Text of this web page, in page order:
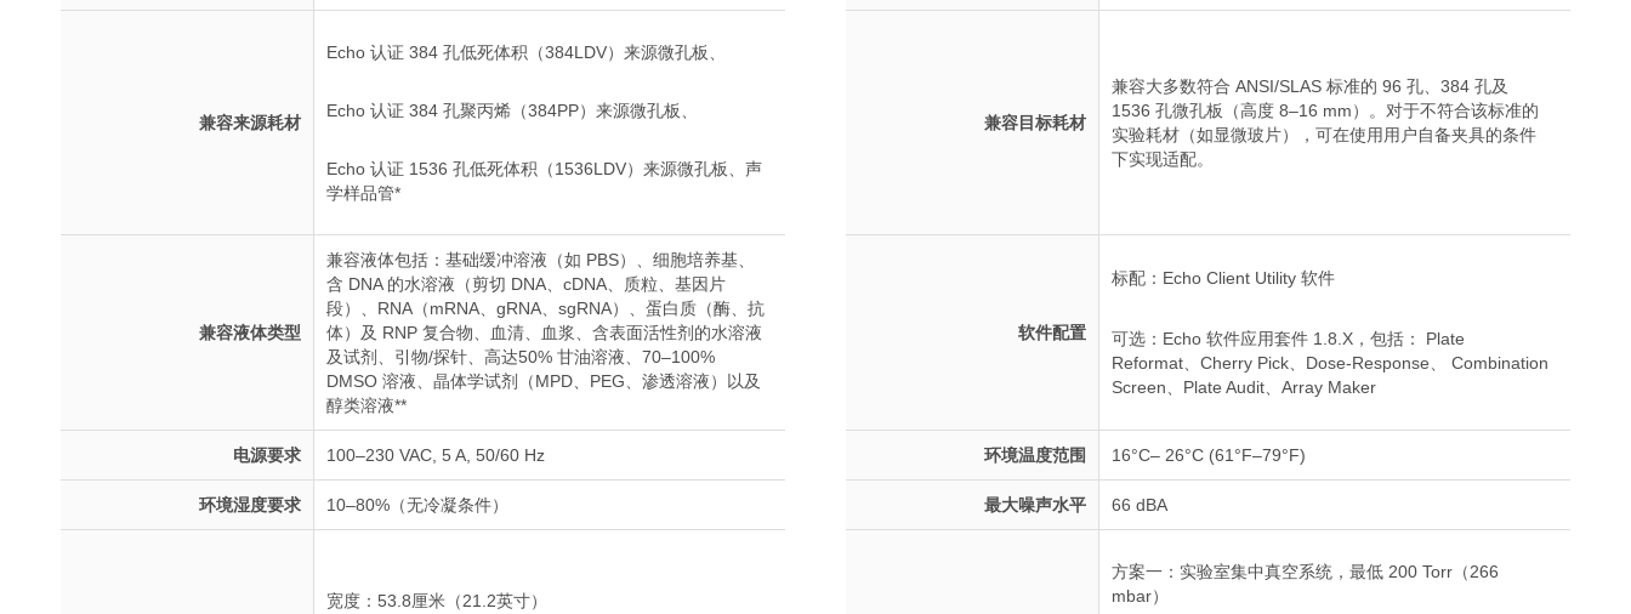
兼容来源耗材
Echo 认证 384 孔低死体积（384LDV）来源微孔板、
Echo 认证 384 孔聚丙烯（384PP）来源微孔板、
Echo 认证 1536 孔低死体积（1536LDV）来源微孔板、声
学样品管*
兼容目标耗材
兼容大多数符合 ANSI/SLAS 标准的 96 孔、384 孔及
1536 孔微孔板（高度 8–16 mm）。对于不符合该标准的
实验耗材（如显微玻片），可在使用用户自备夹具的条件
下实现适配。
兼容液体类型
兼容液体包括：基础缓冲溶液（如 PBS）、细胞培养基、
含 DNA 的水溶液（剪切 DNA、cDNA、质粒、基因片
段）、RNA（mRNA、gRNA、sgRNA）、蛋白质（酶、抗
体）及 RNP 复合物、血清、血浆、含表面活性剂的水溶液
及试剂、引物/探针、高达50% 甘油溶液、70–100%
DMSO 溶液、晶体学试剂（MPD、PEG、渗透溶液）以及
醇类溶液**
软件配置
标配：Echo Client Utility 软件
可选：Echo 软件应用套件 1.8.X，包括： Plate
Reformat、Cherry Pick、Dose-Response、 Combination
Screen、Plate Audit、Array Maker
电源要求 100–230 VAC, 5 A, 50/60 Hz 环境温度范围 16°C– 26°C (61°F–79°F)
环境湿度要求 10–80%（无冷凝条件） 最大噪声水平 66 dBA
宽度：53.8厘米（21.2英寸）
方案一：实验室集中真空系统，最低 200 Torr（266
mbar）